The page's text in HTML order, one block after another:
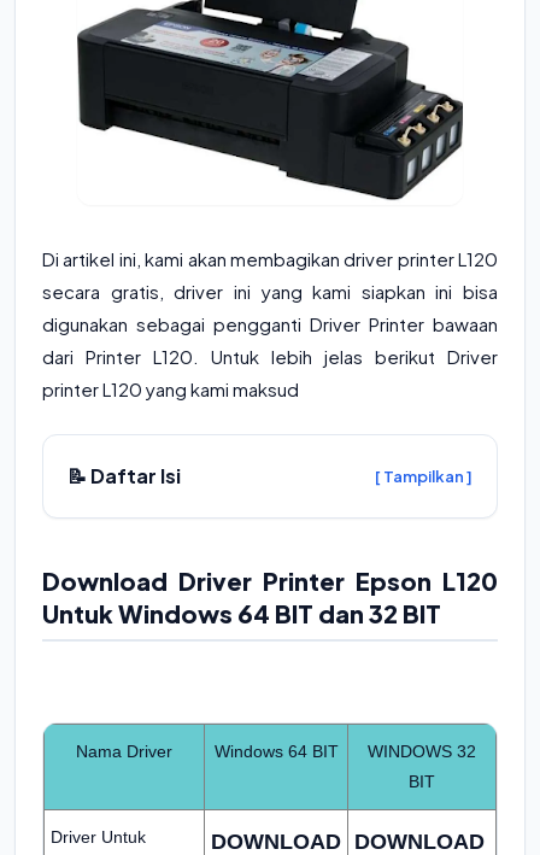
Di artikel ini, kami akan membagikan driver printer L120
secara gratis, driver ini yang kami siapkan ini bisa
digunakan sebagai pengganti Driver Printer bawaan
dari Printer L120. Untuk lebih jelas berikut Driver
printer L120 yang kami maksud
📝 Daftar Isi [ Tampilkan ]
Download Driver Printer Epson L120
Untuk Windows 64 BIT dan 32 BIT
Nama Driver Windows 64 BIT
WINDOWS 32
BIT
Driver Untuk
DOWNLOAD DOWNLOAD